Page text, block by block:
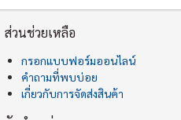
ส่วนช่วยเหลือ
กรอกแบบฟอร์มออนไลน์
คำถามที่พบบ่อย
เกี่ยวกับการจัดส่งสินค้า